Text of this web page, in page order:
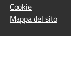
Cookie
Mappa del sito